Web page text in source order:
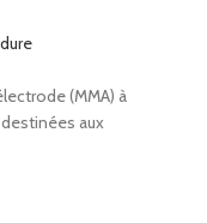
(MMA) à
aux